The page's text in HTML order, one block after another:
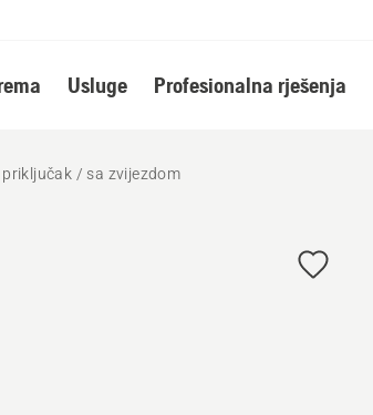
Usluge Profesionalna rješenja
/ sa zvijezdom